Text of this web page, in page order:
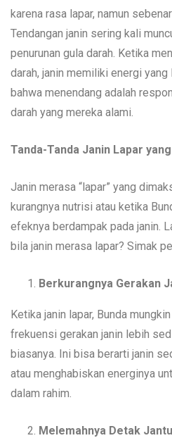
karena rasa lapar, namun
Tendangan janin sering kali
penurunan gula darah. Ketika
darah, janin memiliki energi
bahwa menendang adalah
darah yang mereka alami.
Tanda-Tanda Janin Lapar
Janin merasa “lapar” yang
kurangnya nutrisi atau ketika
efeknya berdampak pada janin.
bila janin merasa lapar? Simak
Berkurangnya Gerakan
Ketika janin lapar, Bunda
frekuensi gerakan janin lebih
biasanya. Ini bisa berarti janin
atau menghabiskan energinya
dalam rahim.
Melemahnya Detak